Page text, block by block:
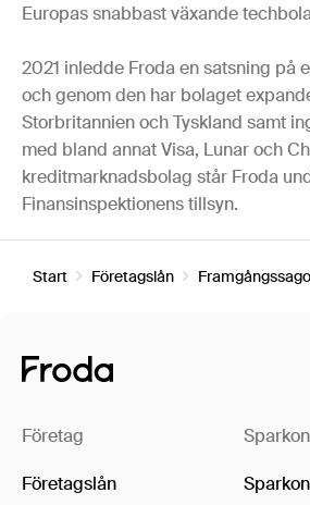
Europas snabbast växande
2021 inledde Froda en satsning på
och genom den har bolaget
Storbritannien och Tyskland samt
med bland annat Visa, Lunar och
kreditmarknadsbolag står Froda
Finansinspektionens tillsyn.
Start Företagslån
Företag
Företagslån